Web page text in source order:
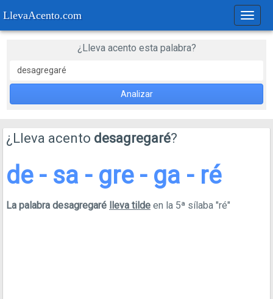
LlevaAcento.com
de
¿Lleva acento esta palabra?
Analizar
¿Lleva acento desagregaré?
de - sa - gre - ga - ré
La palabra desagregaré lleva tilde en la 5ª sílaba "ré"